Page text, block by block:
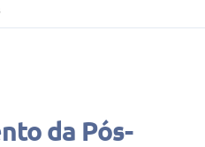
da Pós-